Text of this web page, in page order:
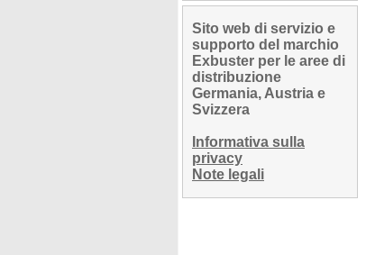
Sito web di servizio e
supporto del marchio
Exbuster per le aree di
distribuzione
Germania, Austria e
Svizzera
Informativa sulla
privacy
Note legali